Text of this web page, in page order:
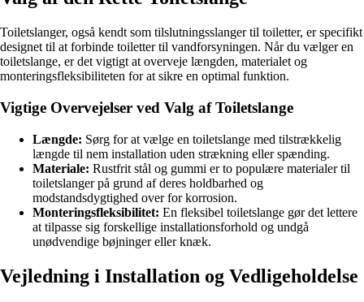
Toiletslanger, også kendt som tilslutningsslanger til toiletter, er specifikt
designet til at forbinde toiletter til vandforsyningen. Når du vælger en
toiletslange, er det vigtigt at overveje længden, materialet og
monteringsfleksibiliteten for at sikre en optimal funktion.
Vigtige Overvejelser ved Valg af Toiletslange
Længde: Sørg for at vælge en toiletslange med tilstrækkelig
længde til nem installation uden strækning eller spænding.
Materiale: Rustfrit stål og gummi er to populære materialer til
toiletslanger på grund af deres holdbarhed og
modstandsdygtighed over for korrosion.
Monteringsfleksibilitet: En fleksibel toiletslange gør det lettere
at tilpasse sig forskellige installationsforhold og undgå
unødvendige bøjninger eller knæk.
Vejledning i Installation og Vedligeholdelse